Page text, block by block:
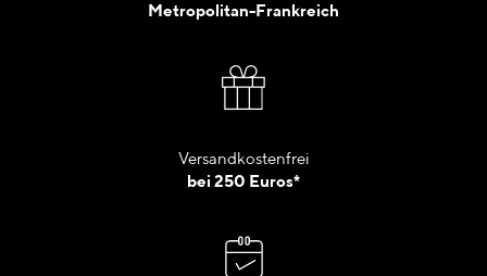
Metropolitan-Frankreich
Versandkostenfrei
bei 250 Euros*